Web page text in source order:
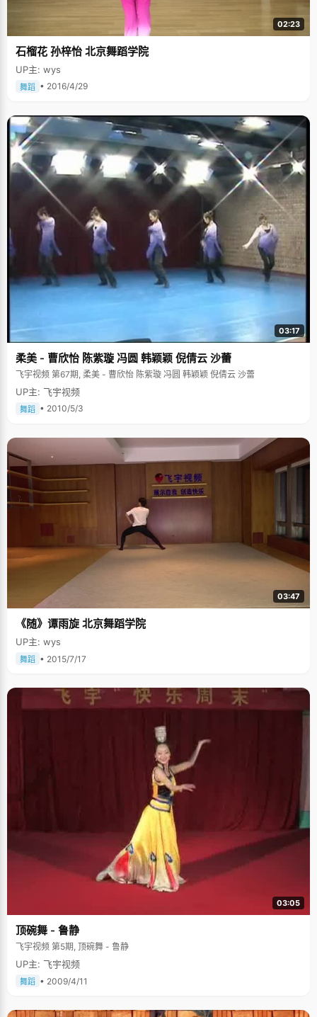
02:23
石榴花 孙梓怡 北京舞蹈学院
UP主: wys
舞蹈 • 2016/4/29
03:17
柔美 - 曹欣怡 陈紫璇 冯圆 韩颖颖 倪倩云 沙蕾
飞宇视频 第67期, 柔美 - 曹欣怡 陈紫璇 冯圆 韩颖颖 倪倩云 沙蕾
UP主: 飞宇视频
舞蹈 • 2010/5/3
03:47
《随》谭雨旋 北京舞蹈学院
UP主: wys
舞蹈 • 2015/7/17
03:05
顶碗舞 - 鲁静
飞宇视频 第5期, 顶碗舞 - 鲁静
UP主: 飞宇视频
舞蹈 • 2009/4/11